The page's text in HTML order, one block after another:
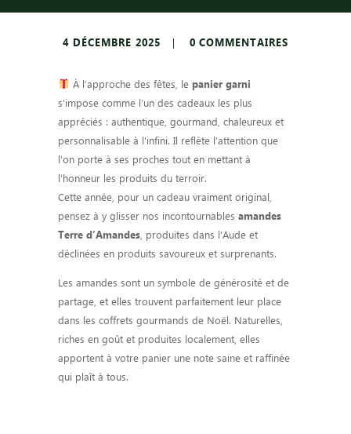
4 DÉCEMBRE 2025 0 COMMENTAIRES
À l’approche des fêtes, le panier garni
s’impose comme l’un des cadeaux les plus
appréciés : authentique, gourmand, chaleureux et
personnalisable à l’infini. Il reflète l’attention que
l’on porte à ses proches tout en mettant à
l’honneur les produits du terroir.
Cette année, pour un cadeau vraiment original,
pensez à y glisser nos incontournables amandes
Terre d’Amandes, produites dans l’Aude et
déclinées en produits savoureux et surprenants.
Les amandes sont un symbole de générosité et de
partage, et elles trouvent parfaitement leur place
dans les coffrets gourmands de Noël. Naturelles,
riches en goût et produites localement, elles
apportent à votre panier une note saine et raffinée
qui plaît à tous.